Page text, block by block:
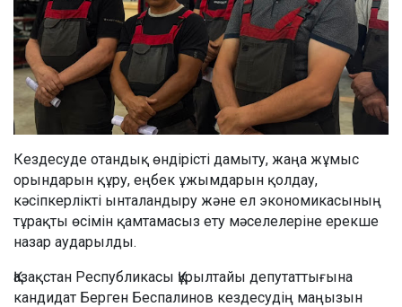
Кездесуде отандық өндірісті дамыту, жаңа жұмыс
орындарын құру, еңбек ұжымдарын қолдау,
кәсіпкерлікті ынталандыру және ел экономикасының
тұрақты өсімін қамтамасыз ету мәселелеріне ерекше
назар аударылды.
Қазақстан Республикасы Құрылтайы депутаттығына
кандидат Берген Беспалинов кездесудің маңызын